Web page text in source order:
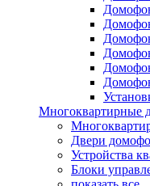
Многоквартирные
Двери
Устройства
Блоки